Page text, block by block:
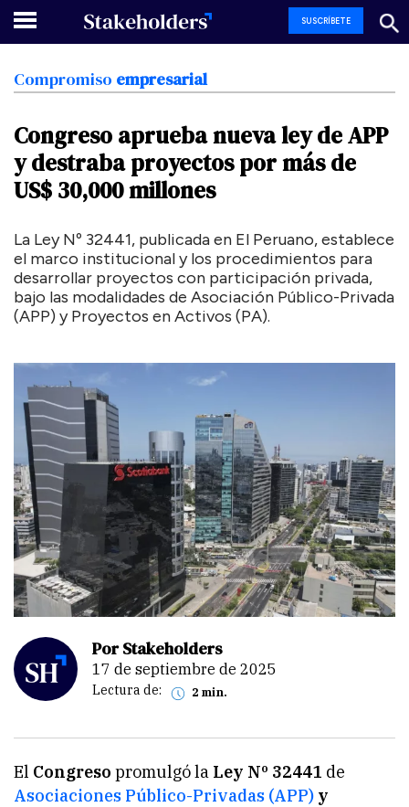
SUSCRÍBETE
Compromiso empresarial
Congreso apruebanuevaley deAPP
y destraba proyectos pormás de
US$ 30,000millones
La Ley Nº 32441, publicada en El Peruano, establece
el marco institucional y los procedimientos para
desarrollar proyectos con participación privada,
bajo las modalidades de Asociación Público-Privada
(APP) y Proyectos en Activos (PA).
Por Stakeholders
17 de septiembre de 2025
Lectura de: 2 min.
El Congreso promulgó la Ley Nº 32441 de
Asociaciones Público-Privadas (APP) y